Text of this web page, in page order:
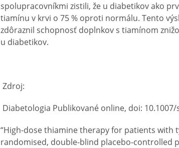
spolupracovníkmi zistili, že u diabetikov ako
tiamínu v krvi o 75 % oproti normálu. Tento
zdôraznil schopnosť doplnkov s tiamínom
u diabetikov.
Zdroj:
Diabetologia Publikované online, doi: 10.1007/
“High-dose thiamine therapy for patients with
randomised, double-blind placebo-controlled